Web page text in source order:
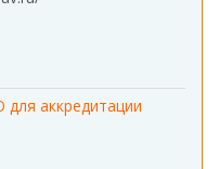
аккредитации